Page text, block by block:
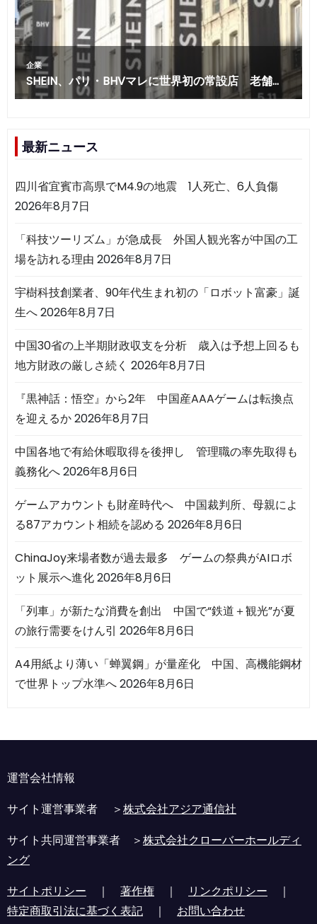
最新ニュース
四川省宜賓市高県でM4.9の地震 1人死亡、6人負傷
2026年8月7日
「科技ツーリズム」が急成長 外国人観光客が中国の工
場を訪れる理由 2026年8月7日
宇樹科技創業者、90年代生まれ初の「ロボット富豪」誕
生へ2026年8月7日
中国30省の上半期財政収支を分析 歳入は予想上回るも
地方財政の厳しさ続く 2026年8月7日
『黒神話：悟空』から2年 中国産AAAゲームは転換点
を迎えるか2026年8月7日
中国各地で有給休暇取得を後押し 管理職の率先取得も
義務化へ2026年8月6日
ゲームアカウントも財産時代へ 中国裁判所、母親によ
る87アカウント相続を認める 2026年8月6日
ChinaJoy来場者数が過去最多 ゲームの祭典がAIロボ
ット展示へ進化2026年8月6日
「列車」が新たな消費を創出 中国で“鉄道＋観光”が夏
の旅行需要をけん引 2026年8月6日
A4用紙より薄い「蝉翼鋼」が量産化 中国、高機能鋼材
で世界トップ水準へ2026年8月6日
運営会社情報
サイト運営事業者 ＞株式会社アジア通信社
サイト共同運営事業者 ＞株式会社クローバーホールディ
ング
サイトポリシー ｜ 著作権 ｜ リンクポリシー ｜
特定商取引法に基づく表記 ｜ お問い合わせ